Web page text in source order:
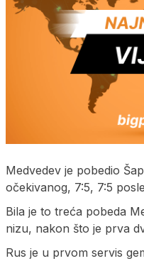
Medvedev je pobedio
očekivanog, 7:5, 7:5
Bila je to treća pobeda
nizu, nakon što je prva
Rus je u prvom servis